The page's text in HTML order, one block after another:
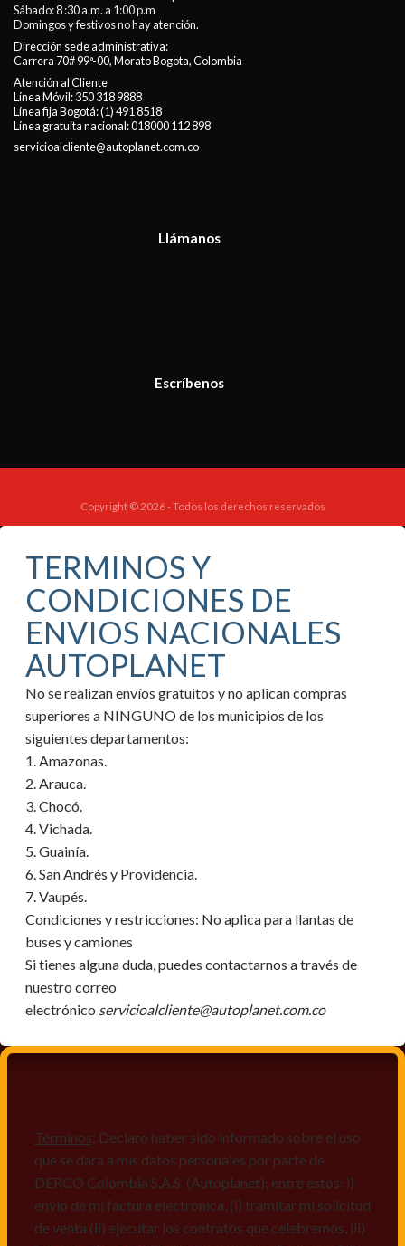
Sábado: 8 :30 a.m. a 1:00 p.m
Domingos y festivos no hay atención.
Dirección sede administrativa:
Carrera 70# 99ª-00, Morato Bogota, Colombia
Atención al Cliente
Línea Móvil:350 318 9888
Línea fija Bogotá:(1) 491 8518
Línea gratuita nacional:018000 112 898
servicioalcliente@autoplanet.com.co
Llámanos
Escríbenos
Copyright © 2026 - Todos los derechos reservados
TERMINOS Y
CONDICIONES DE
ENVIOS NACIONALES
AUTOPLANET
No se realizan envíos gratuitos y no aplican compras
superiores a NINGUNO de los municipios de los
siguientes departamentos:
1. Amazonas.
2. Arauca.
3. Chocó.
4. Vichada.
5. Guainía.
6. San Andrés y Providencia.
7. Vaupés.
Condiciones y restricciones: No aplica para llantas de
buses y camiones
Si tienes alguna duda, puedes contactarnos a través de
nuestro correo
electrónico servicioalcliente@autoplanet.com.co
Términos: Declaro haber sido informado sobre el uso
que se dará a mis datos personales por parte de
DERCO Colombia S.A.S. (Autoplanet); entre estos: i)
envío de mi factura electrónica, (i) tramitar mi solicitud
de venta (ii) ejecutar los contratos que celebremos, iii)